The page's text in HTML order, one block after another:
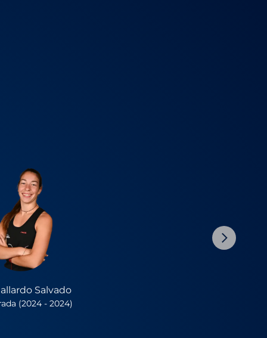
Salvado
(2024 - 2024)